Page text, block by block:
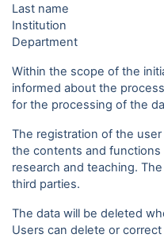
Last name
Institution
Department
Within the scope of the
informed about the
for the processing of the
The registration of the
the contents and
research and teaching.
third parties.
The data will be deleted
Users can delete or